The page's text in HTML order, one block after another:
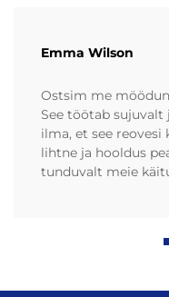
Emma Wilson
Ostsim me
See töötab
ilma, et see
lihtne ja hooldus
tunduvalt meie